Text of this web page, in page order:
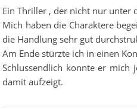
Ein Thriller , der nicht nur unter
Mich haben die Charaktere
die Handlung sehr gut
Am Ende stürzte ich in einen
Schlussendlich konnte er mich
damit aufzeigt.